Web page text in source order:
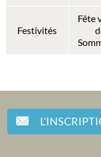
Festivités
Fête